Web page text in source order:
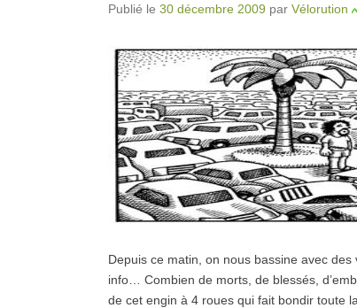
Publié le 30 décembre 2009 par Vélorution
Depuis ce matin, on nous bassine avec des
info… Combien de morts, de blessés,
de cet engin à 4 roues qui fait bondir toute